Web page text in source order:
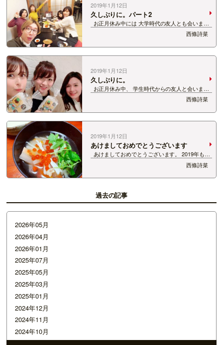
2019年1月12日
久しぶりに。パート2
お正月休み中には 大学時代の友人とも会いまし
た。 ほんとによく会うけど、 新潟で5人で会うの
は久しぶり…？ （9月ぶりか） この友人は本当
に私のブログに よく出てきますね。笑 こ…
西條詩菜
2019年1月12日
久しぶりに。
お正月休み中、 学生時代からの友人と会いまし
た。 学生時代、同じ夢を持って出会い、 今もそ
れぞれの場所で頑張ってる 私の自慢の友人たち。
仕事への向き合い方や目指すところは いつ…
西條詩菜
2019年1月12日
あけましておめでとうございます
あけましておめでとうございます。 2019年もよ
ろしくお願いします。 これは2019年最初の食
事です。 今年は白髪ねぎを丁寧に切るような 細
やかな女性になりたいです。 &nbsp…
西條詩菜
過去の記事
2026年05月
2026年04月
2026年01月
2025年07月
2025年05月
2025年03月
2025年01月
2024年12月
2024年11月
2024年10月